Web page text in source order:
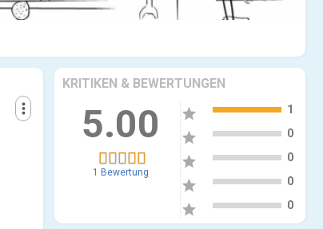
KRITIKEN & BEWERTUNGEN
5.00
1 Bewertung
star 1
star 0
star 0
star 0
star 0
more_vert